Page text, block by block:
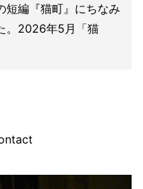
短編『猫町』にちなみ
。2026年5月「猫